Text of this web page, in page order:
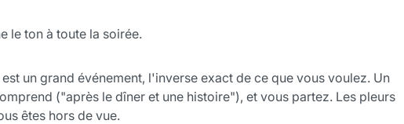
le ton à toute la soirée.
un grand événement, l'inverse exact de ce que vous voulez. Un
("après le dîner et une histoire"), et vous partez. Les pleurs
êtes hors de vue.